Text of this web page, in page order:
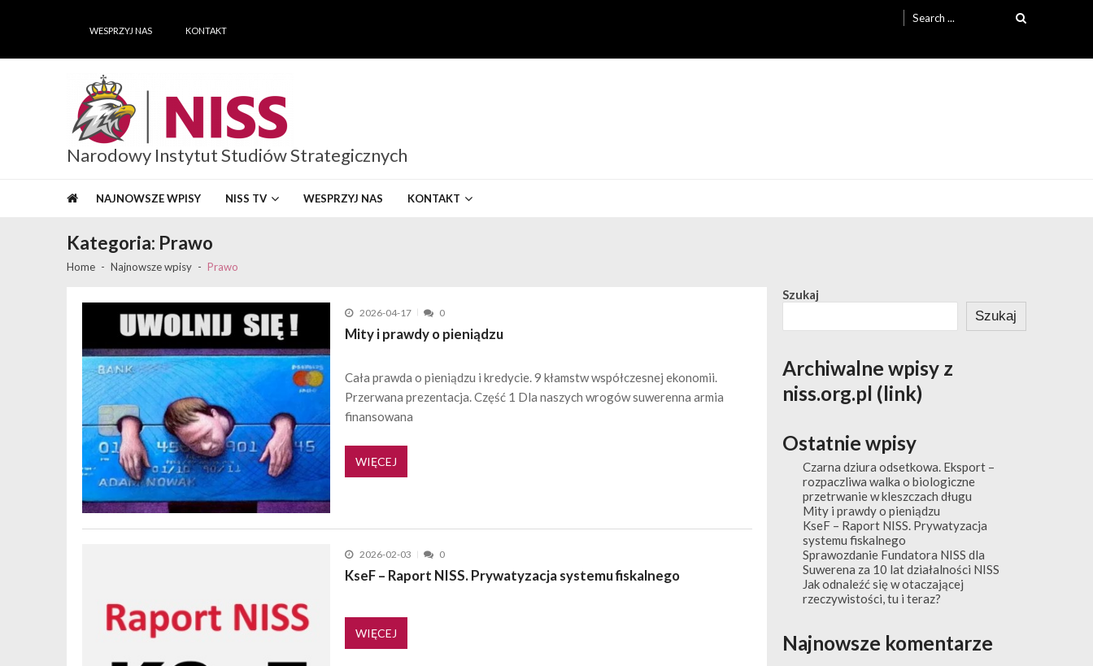
WESPRZYJ NAS KONTAKT
for:
Narodowy Instytut Studiów Strategicznych
NAJNOWSZE WPISY NISS TV WESPRZYJ NAS KONTAKT
Kategoria: Prawo
Home Najnowsze wpisy Prawo
2026-04-17 0
Mity i prawdy o pieniądzu
Cała prawda o pieniądzu i kredycie. 9 kłamstw współczesnej ekonomii.
Przerwana prezentacja. Część 1 Dla naszych wrogów suwerenna armia
finansowana
WIĘCEJ
2026-02-03 0
KseF – Raport NISS. Prywatyzacja systemu fiskalnego
WIĘCEJ
Szukaj
Szukaj
Archiwalne wpisy z
niss.org.pl (link)
Ostatnie wpisy
Czarna dziura odsetkowa. Eksport –
rozpaczliwa walka o biologiczne
przetrwanie w kleszczach długu
Mity i prawdy o pieniądzu
KseF – Raport NISS. Prywatyzacja
systemu fiskalnego
Sprawozdanie Fundatora NISS dla
Suwerena za 10 lat działalności NISS
Jak odnaleźć się w otaczającej
rzeczywistości, tu i teraz?
Najnowsze komentarze